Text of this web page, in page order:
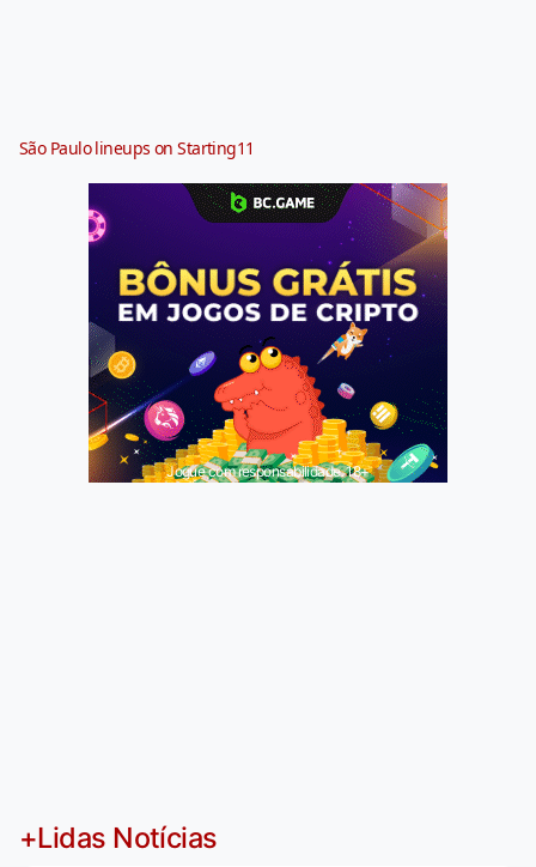
São Paulo lineups on Starting11
Jogue com responsabilidade. 18+
+Lidas Notícias